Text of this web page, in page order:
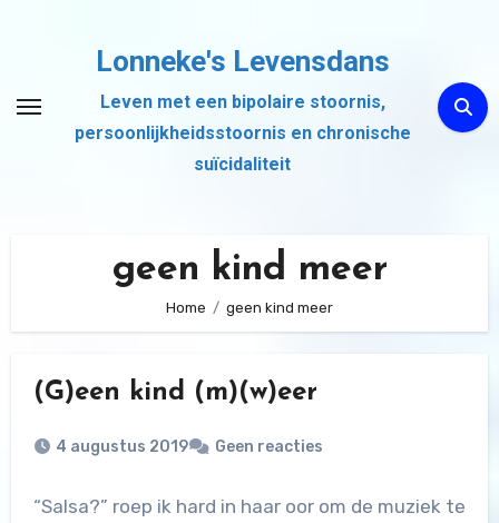
inhoud
Lonneke's Levensdans
Leven met een bipolaire stoornis,
persoonlijkheidsstoornis en chronische
suïcidaliteit
geen kind meer
Home geen kind meer
(G)een kind (m)(w)eer
4 augustus 2019 Geen reacties
“Salsa?” roep ik hard in haar oor om de muziek te